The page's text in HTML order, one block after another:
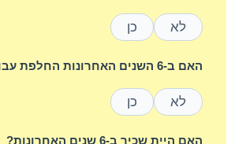
לא כן
האם ב-6 השנים האחרונות החלפת עבודות?
לא כן
האם היית שכיר ב-6 שנים האחרונות?